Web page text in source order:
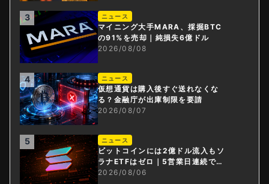
3 ニュース
マイニング大手MARA、採掘BTC
の91%を売却｜純損失6億ドル
2026/08/08
4 ニュース
仮想通貨は購入後すぐ送れなくな
る？金融庁が出庫制限を要請
2026/08/07
5 ニュース
ビットコインには2億ドル流入もソ
ラナETFはゼロ｜5営業日連続で停
止
2026/08/06